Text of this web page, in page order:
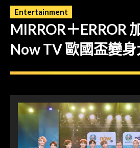
Entertainment
MIRROR＋ERROR
Now TV 歐國盃變